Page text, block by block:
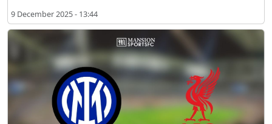
9 December 2025 - 13:44